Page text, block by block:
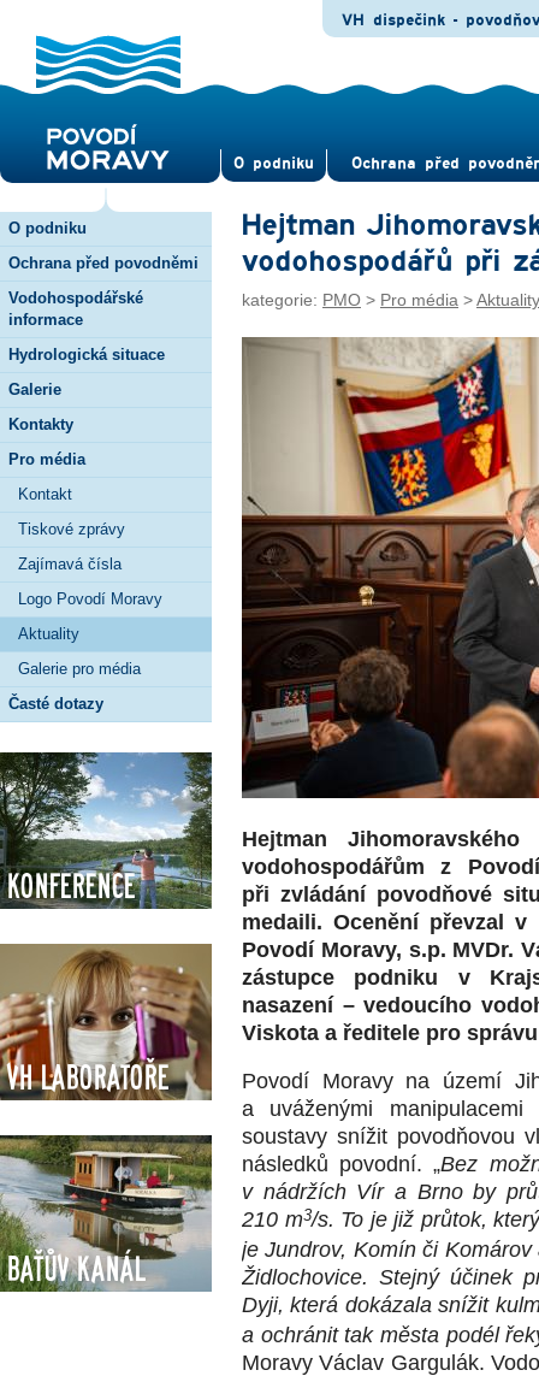
O pod­niku Ochrana před
VH dispečink -
O podniku
Ochrana před povodněmi
Vodohospodářské
informace
Hydrologická situace
Galerie
Kontakty
Pro média
Kontakt
Tiskové zprávy
Zajímavá čísla
Logo Povodí Moravy
Aktuality
Galerie pro média
Časté dotazy
Konference
VH Laboratoře
Baťův kanál
Hejtman
vodohospodářů při
kategorie: PMO > Pro média >Aktuality
Hejtman
vodohospodářům z
při zvládání povodňové
medaili. Ocenění převzal
Povodí Moravy, s.p. MVDr.
zástupce podniku v
nasazení – vedoucího
Viskota a ředitele pro
Povodí Moravy na území
a uváženými
soustavy snížit povodňovou
následků povodní. „Bez
v nádržích Vír a Brno by
210 m3/s. To je již průtok,
je Jundrov, Komín či
Židlochovice. Stejný účinek
Dyji, která dokázala snížit
a ochránit tak města podél
Moravy Václav Gargulák.